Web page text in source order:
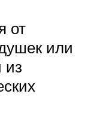
от
или
из